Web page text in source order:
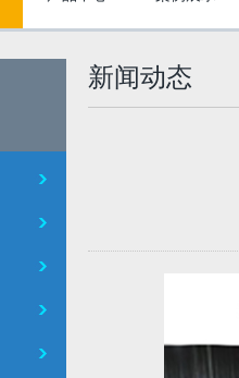
新闻动态